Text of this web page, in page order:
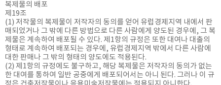
복제물의 배포
제19조
(1) 저작물의 복제물이 저작자의 동의를 얻어 유럽경제지역 내에서 판
매되었거나 그 밖에 다른 방법으로 다른 사람에게 양도된 경우에, 그 복
제물은 계속하여 배포될 수 있다. 제1항의 규정은 또한 대여나 대출의
형태로 계속하여 배포되는 경우에, 유럽경제지역 밖에서 다른 사람에
대한 판매나 그 밖의 형태의 양도에도 적용된다.
(2) 제1항의 규정에도 불구하고, 해당 복제물은 저작자의 동의가 없는
한 대여를 통하여 일반 공중에게 배포되어서는 아니 된다. 그러나 이 규